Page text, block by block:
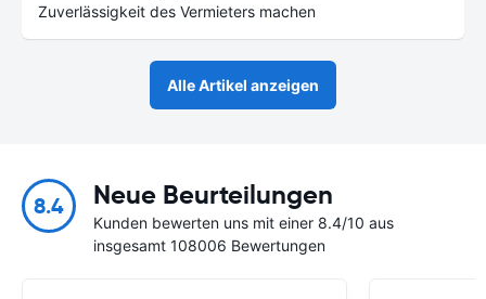
Zuverlässigkeit des Vermieters machen
Alle Artikel anzeigen
8.4 Neue Beurteilungen
Kunden bewerten uns mit einer 8.4/10 aus
insgesamt 108006 Bewertungen